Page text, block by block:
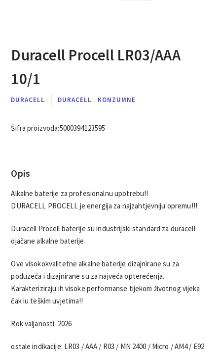
Duracell Procell LR03/AAA
10/1
DURACELL DURACELL KONZUMNE
Šifra proizvoda:5000394123595
Opis
Alkalne baterije za profesionalnu upotrebu!!
DURACELL PROCELL je energija za najzahtjevniju opremu!!!
Duracell Procell baterije su industrijski standard za duracell
ojačane alkalne baterije.
Ove visokokvalitetne alkalne baterije dizajnirane su za
poduzeća i dizajnirane su za najveća opterećenja.
Karakteriziraju ih visoke performanse tijekom životnog vijeka
čak iu teškim uvjetima!!
Rok valjanosti: 2026
ostale indikacije: LR03 / AAA / R03 / MN 2400 / Micro / AM4 / E92